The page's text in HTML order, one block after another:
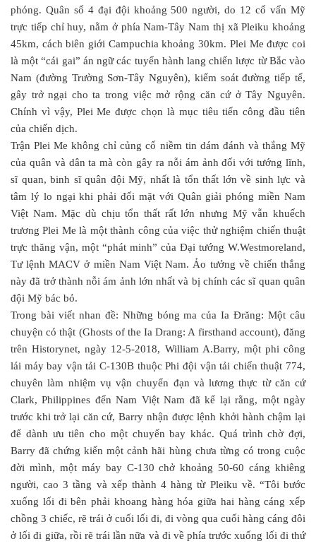
phóng. Quân số 4 đại đội khoảng 500 người, do 12 cố vấn Mỹ
trực tiếp chỉ huy, nằm ở phía Nam-Tây Nam thị xã Pleiku khoảng
45km, cách biên giới Campuchia khoảng 30km. Plei Me được coi
là một “cái gai” án ngữ các tuyến hành lang chiến lược từ Bắc vào
Nam (đường Trường Sơn-Tây Nguyên), kiểm soát đường tiếp tế,
gây trở ngại cho ta trong việc mở rộng căn cứ ở Tây Nguyên.
Chính vì vậy, Plei Me được chọn là mục tiêu tiến công đầu tiên
của chiến dịch.
Trận Plei Me không chỉ củng cố niềm tin dám đánh và thắng Mỹ
của quân và dân ta mà còn gây ra nỗi ám ảnh đối với tướng lĩnh,
sĩ quan, binh sĩ quân đội Mỹ, nhất là tổn thất lớn về sinh lực và
tâm lý lo ngại khi phải đối mặt với Quân giải phóng miền Nam
Việt Nam. Mặc dù chịu tổn thất rất lớn nhưng Mỹ vẫn khuếch
trương Plei Me là một thành công của việc thử nghiệm chiến thuật
trực thăng vận, một “phát minh” của Đại tướng W.Westmoreland,
Tư lệnh MACV ở miền Nam Việt Nam. Ảo tưởng về chiến thắng
này đã trở thành nỗi ám ảnh lớn nhất và bị chính các sĩ quan quân
đội Mỹ bác bỏ.
Trong bài viết nhan đề: Những bóng ma của Ia Đrăng: Một câu
chuyện có thật (Ghosts of the Ia Drang: A firsthand account), đăng
trên Historynet, ngày 12-5-2018, William A.Barry, một phi công
lái máy bay vận tải C-130B thuộc Phi đội vận tải chiến thuật 774,
chuyên làm nhiệm vụ vận chuyển đạn và lương thực từ căn cứ
Clark, Philippines đến Nam Việt Nam đã kể lại rằng, một ngày
trước khi trở lại căn cứ, Barry nhận được lệnh khởi hành chậm lại
để dành ưu tiên cho một chuyến bay khác. Quá trình chờ đợi,
Barry đã chứng kiến một cảnh hãi hùng chưa từng có trong cuộc
đời mình, một máy bay C-130 chở khoảng 50-60 cáng khiêng
người, cao 3 tầng và xếp thành 4 hàng từ Pleiku về. “Tôi bước
xuống lối đi bên phải khoang hàng hóa giữa hai hàng cáng xếp
chồng 3 chiếc, rẽ trái ở cuối lối đi, đi vòng qua cuối hàng cáng đôi
ở lối đi giữa, rồi rẽ trái lần nữa và đi về phía trước xuống lối đi thứ